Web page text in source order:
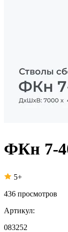
ФКн 7-
5+
436 просмотров
Артикул:
083252